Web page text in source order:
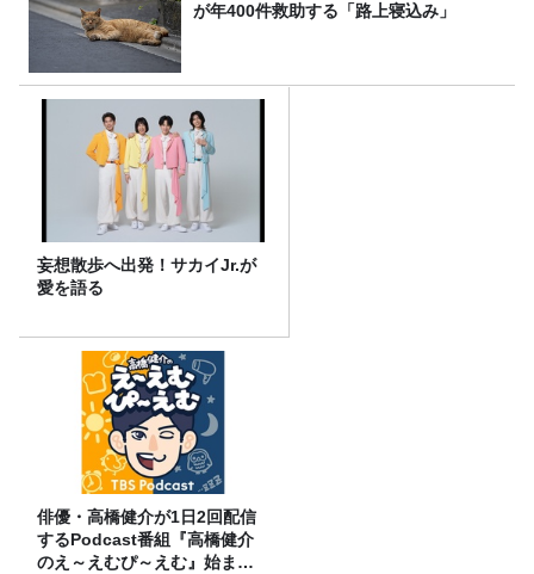
が年400件救助する「路上寝込み」
妄想散歩へ出発！サカイJr.が
愛を語る
俳優・高橋健介が1日2回配信
するPodcast番組『高橋健介
のえ～えむぴ～えむ』始まり